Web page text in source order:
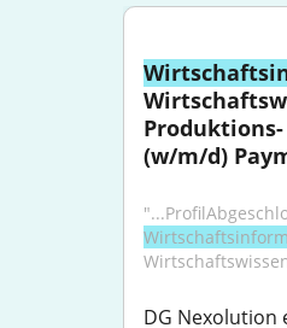
(w/m/d)
DG Nexolution